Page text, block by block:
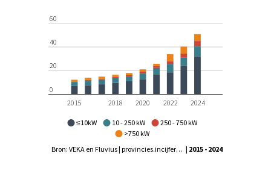
≤10kW 10 - 250 kW
250 - 750 kW
>750 kW
2015 2018 2020 2022 2024
0
20
40
60
Bron: VEKA en Fluvius | provincies.incijfers.be | 2015 - 2024